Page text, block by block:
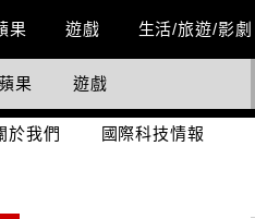
果 遊戲 生活/旅遊/影劇
果 遊戲
於我們 國際科技情報